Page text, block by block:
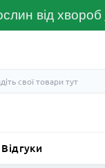
від хвороб
Відгуки